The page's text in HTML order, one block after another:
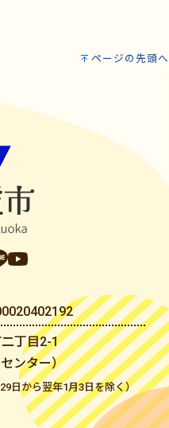
ページの先頭へ
丁目2-1
ンター）
日から翌年1月3日を除く）